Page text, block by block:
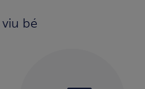
viu bé